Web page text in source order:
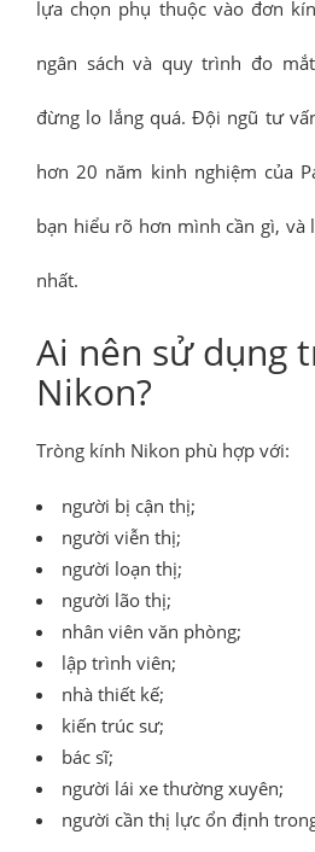
lựa chọn phụ thuộc vào đơn
ngân sách và quy trình đo
đừng lo lắng quá. Đội ngũ tư
hơn 20 năm kinh nghiệm của
bạn hiểu rõ hơn mình cần gì,
nhất.
Ai nên sử dụng
Nikon?
Tròng kính Nikon phù hợp với:
người bị cận thị;
người viễn thị;
người loạn thị;
người lão thị;
nhân viên văn phòng;
lập trình viên;
nhà thiết kế;
kiến trúc sư;
bác sĩ;
người lái xe thường xuyên;
người cần thị lực ổn định